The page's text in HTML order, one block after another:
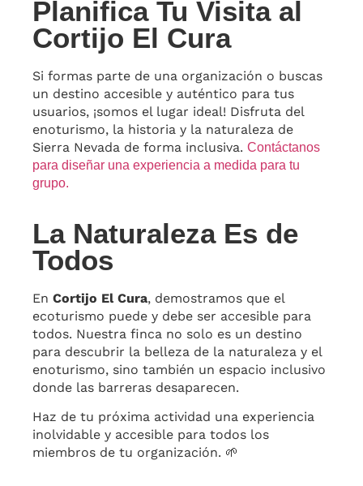
Planifica Tu Visita al
Cortijo El Cura
Si formas parte de una organización o buscas
un destino accesible y auténtico para tus
usuarios, ¡somos el lugar ideal! Disfruta del
enoturismo, la historia y la naturaleza de
Sierra Nevada de forma inclusiva. Contáctanos
para diseñar una experiencia a medida para tu
grupo.
La Naturaleza Es de
Todos
En Cortijo El Cura, demostramos que el
ecoturismo puede y debe ser accesible para
todos. Nuestra finca no solo es un destino
para descubrir la belleza de la naturaleza y el
enoturismo, sino también un espacio inclusivo
donde las barreras desaparecen.
Haz de tu próxima actividad una experiencia
inolvidable y accesible para todos los
miembros de tu organización. 🌱